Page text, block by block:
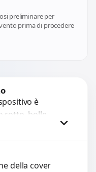
preliminare per
prima di procedere
è
rotto, bolle,
o pixel morti?
era: 80,00 €.
attuale è: 40,00 €.
della cover